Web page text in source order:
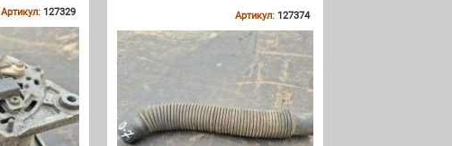
Артикул: 127329 Артикул: 127374